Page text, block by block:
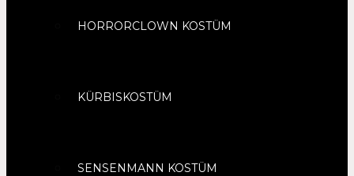
HORRORCLOWN KOSTÜM
KÜRBISKOSTÜM
SENSENMANN KOSTÜM